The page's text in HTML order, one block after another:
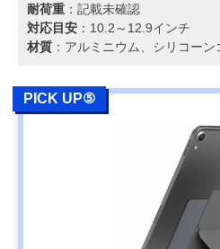
耐荷重 ：記載未確認
対応目安 ：10.2～12.9インチ
材質 ：アルミニウム、シリコーン
PICK UP⑤